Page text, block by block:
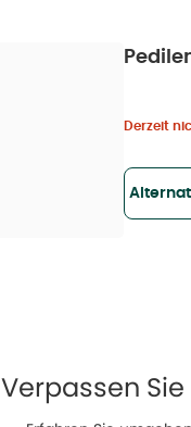
Derzeit
Verpassen